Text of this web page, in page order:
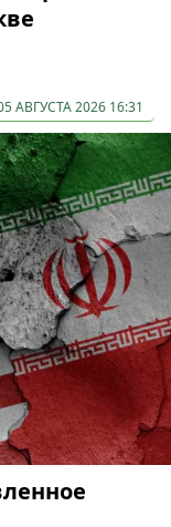
АВГУСТА 2026 16:31